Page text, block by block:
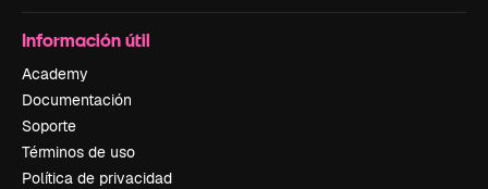
Información útil
Academy
Documentación
Soporte
Términos de uso
Política de privacidad